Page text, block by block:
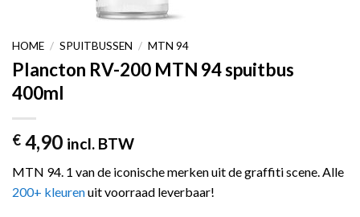
HOME / SPUITBUSSEN / MTN 94
Plancton RV-200 MTN 94 spuitbus
400ml
€ 4,90 incl. BTW
MTN 94. 1 van de iconische merken uit de graffiti scene. Alle
200+ kleurenuit voorraad leverbaar!